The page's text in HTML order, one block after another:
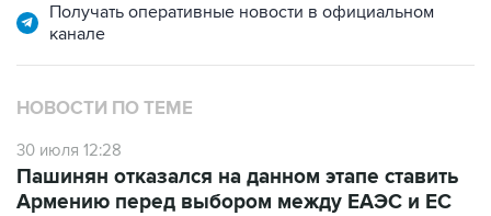
Получать оперативные новости в официальном
канале
НОВОСТИ ПО ТЕМЕ
30 июля 12:28
Пашинян отказался на данном этапе ставить
Армению перед выбором между ЕАЭС и ЕС